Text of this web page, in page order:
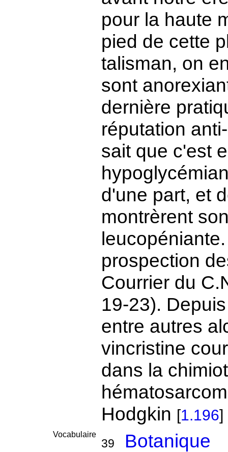
pour la haute
pied de cette
talisman, on
sont
dernière
réputation
sait que c'est
d'une part, et
montrèrent
prospection
Courrier du
19-23).
entre autres
vincristine
dans la
Hodgkin [1.196]
Vocabulaire
39 Botanique